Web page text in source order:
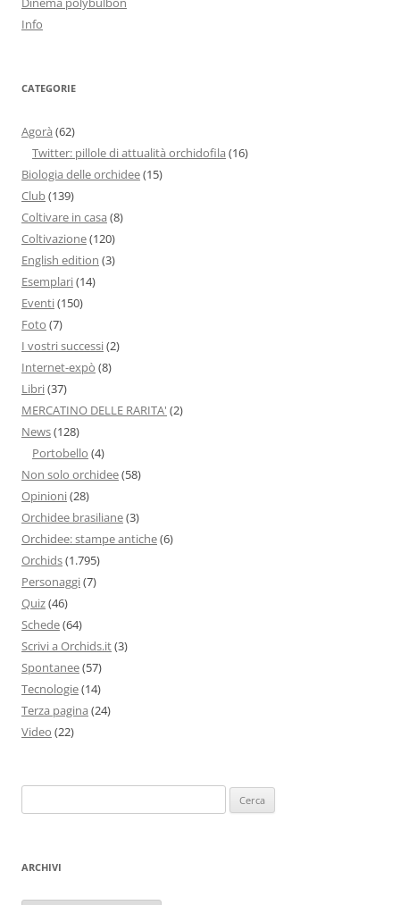
Info
CATEGORIE
Agorà (62)
Twitter: pillole di attualità orchidofila (16)
Biologia delle orchidee(15)
Club(139)
Coltivare in casa (8)
Coltivazione(120)
English edition (3)
Esemplari(14)
Eventi(150)
Foto (7)
I vostri successi(2)
Internet-expò (8)
Libri(37)
MERCATINO DELLE RARITA' (2)
News(128)
Portobello (4)
Non solo orchidee(58)
Opinioni(28)
Orchidee brasiliane(3)
Orchidee: stampe antiche(6)
Orchids(1.795)
Personaggi(7)
Quiz(46)
Schede(64)
Scrivi a Orchids.it(3)
Spontanee(57)
Tecnologie(14)
Terza pagina (24)
Video (22)
per:
ARCHIVI